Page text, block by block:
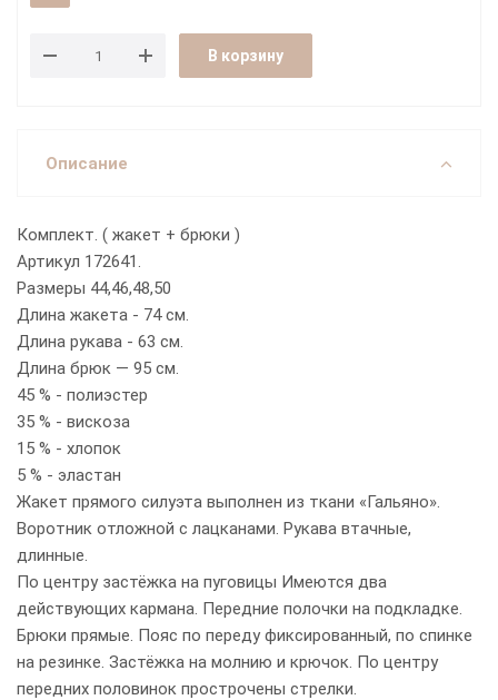
В корзину
Описание
Комплект. ( жакет + брюки )
Артикул 172641.
Размеры 44,46,48,50
Длина жакета - 74 см.
Длина рукава - 63 см.
Длина брюк — 95 см.
45 % - полиэстер
35 % - вискоза
15 % - хлопок
5 % - эластан
Жакет прямого силуэта выполнен из ткани «Гальяно».
Воротник отложной с лацканами. Рукава втачные,
длинные.
По центру застёжка на пуговицы Имеются два
действующих кармана. Передние полочки на подкладке.
Брюки прямые. Пояс по переду фиксированный, по спинке
на резинке. Застёжка на молнию и крючок. По центру
передних половинок прострочены стрелки.